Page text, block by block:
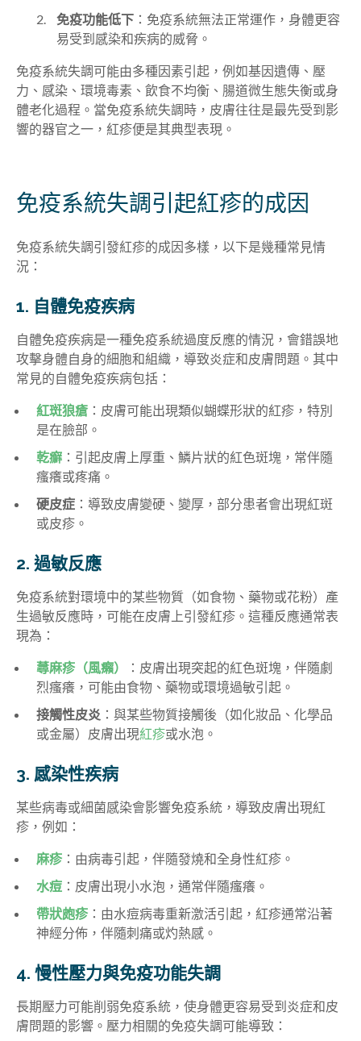
免疫功能低下 ：免疫系統無法正常運作，身體更容
易受到感染和疾病的威脅。
免疫系統失調可能由多種因素引起，例如基因遺傳、壓
力、感染、環境毒素、飲食不均衡、腸道微生態失衡或身
體老化過程。當免疫系統失調時，皮膚往往是最先受到影
響的器官之一，紅疹便是其典型表現。
免疫系統失調引起紅疹的成因
免疫系統失調引發紅疹的成因多樣，以下是幾種常見情
況：
1. 自體免疫疾病
自體免疫疾病是一種免疫系統過度反應的情況，會錯誤地
攻擊身體自身的細胞和組織，導致炎症和皮膚問題。其中
常見的自體免疫疾病包括：
紅斑狼瘡 ：皮膚可能出現類似蝴蝶形狀的紅疹，特別
是在臉部。
乾癬 ：引起皮膚上厚重、鱗片狀的紅色斑塊，常伴隨
瘙癢或疼痛。
硬皮症 ：導致皮膚變硬、變厚，部分患者會出現紅斑
或皮疹。
2. 過敏反應
免疫系統對環境中的某些物質（如食物、藥物或花粉）產
生過敏反應時，可能在皮膚上引發紅疹。這種反應通常表
現為：
蕁麻疹（風癩）
：皮膚出現突起的紅色斑塊，伴隨劇
烈瘙癢，可能由食物、藥物或環境過敏引起。
接觸性皮炎 ：與某些物質接觸後（如化妝品、化學品
或金屬）皮膚出現紅疹或水泡。
3. 感染性疾病
某些病毒或細菌感染會影響免疫系統，導致皮膚出現紅
疹，例如：
麻疹 ：由病毒引起，伴隨發燒和全身性紅疹。
水痘 ：皮膚出現小水泡，通常伴隨瘙癢。
帶狀皰疹 ：由水痘病毒重新激活引起，紅疹通常沿著
神經分佈，伴隨刺痛或灼熱感。
4. 慢性壓力與免疫功能失調
長期壓力可能削弱免疫系統，使身體更容易受到炎症和皮
膚問題的影響。壓力相關的免疫失調可能導致：